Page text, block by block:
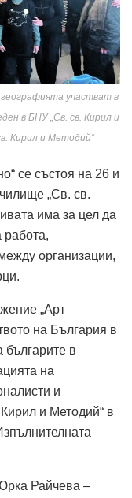
участват в
в БНУ „Св. св. Кирил и
Кирил и Методий“
се състоя на 26 и
„Св. св.
има за цел да
работа,
организации,
„Арт
на България в
българите в
на
и
и Методий“ в
Райчева –